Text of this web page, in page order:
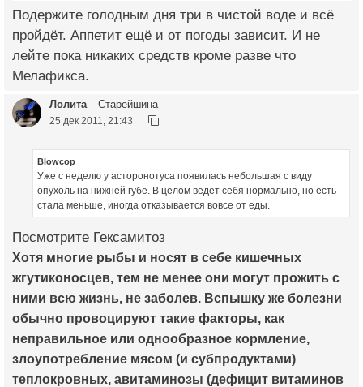
Подержите голодным дня три в чистой воде и всё
пройдёт. Аппетит ещё и от погоды зависит. И не
лейте пока никаких средств кроме разве что
Мелафикса.
Лолита Старейшина
25 дек 2011, 21:43
Blowcop
Уже с неделю у асторонотуса появилась небольшая с виду
опухоль на нижней губе. В целом ведет себя нормально, но есть
стала меньше, иногда отказывается вовсе от еды.
Посмотрите Гексамитоз
Хотя многие рыбы и носят в себе кишечных
жгутиконосцев, тем не менее они могут прожить с
ними всю жизнь, не заболев. Вспышку же болезни
обычно провоцируют такие факторы, как
неправильное или однообразное кормление,
злоупотребление мясом (и субпродуктами)
теплокровных, авитаминозы (дефицит витаминов